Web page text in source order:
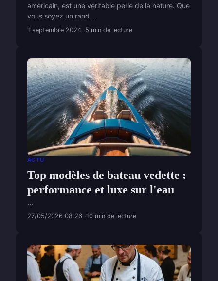
américain, est une véritable perle de la nature. Que
vous soyez un rand...
1 septembre 2024 5 min de lecture
ACTU
Top modèles de bateau vedette :
performance et luxe sur l'eau
...
27/05/2026 08:26 10 min de lecture